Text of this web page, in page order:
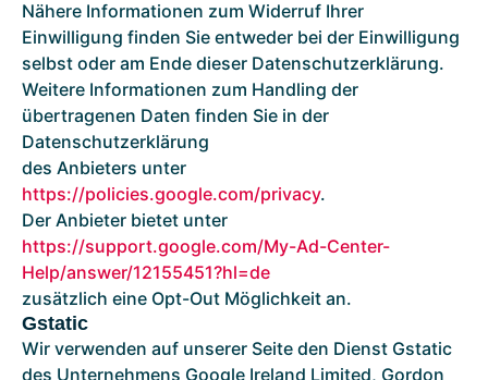
Nähere Informationen zum Widerruf Ihrer
Einwilligung finden Sie entweder bei der Einwilligung
selbst oder am Ende dieser Datenschutzerklärung.
Weitere Informationen zum Handling der
übertragenen Daten finden Sie in der
Datenschutzerklärung
des Anbieters unter
https://policies.google.com/privacy.
Der Anbieter bietet unter
https://support.google.com/My-Ad-Center-
Help/answer/12155451?hl=de
zusätzlich eine Opt-Out Möglichkeit an.
Gstatic
Wir verwenden auf unserer Seite den Dienst Gstatic
des Unternehmens Google Ireland Limited, Gordon